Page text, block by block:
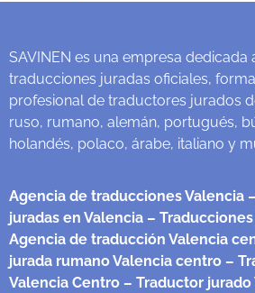
SAVINEN es una empresa dedicada
traducciones juradas oficiales,
profesional de traductores jurados
ruso, rumano, alemán, portugués,
holandés, polaco, árabe, italiano y
Agencia de traducciones Valencia
juradas en Valencia –
Agencia de traducción Valencia
jurada rumano Valencia centro –
Valencia Centro – Traductor